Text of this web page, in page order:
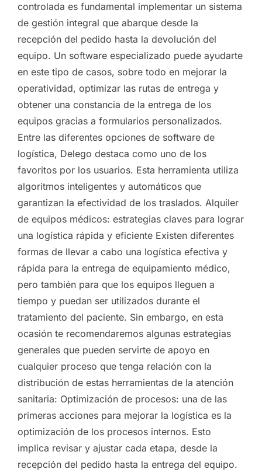
controlada es fundamental implementar un sistema
de gestión integral que abarque desde la
recepción del pedido hasta la devolución del
equipo. Un software especializado puede ayudarte
en este tipo de casos, sobre todo en mejorar la
operatividad, optimizar las rutas de entrega y
obtener una constancia de la entrega de los
equipos gracias a formularios personalizados.
Entre las diferentes opciones de software de
logística, Delego destaca como uno de los
favoritos por los usuarios. Esta herramienta utiliza
algoritmos inteligentes y automáticos que
garantizan la efectividad de los traslados. Alquiler
de equipos médicos: estrategias claves para lograr
una logística rápida y eficiente Existen diferentes
formas de llevar a cabo una logística efectiva y
rápida para la entrega de equipamiento médico,
pero también para que los equipos lleguen a
tiempo y puedan ser utilizados durante el
tratamiento del paciente. Sin embargo, en esta
ocasión te recomendaremos algunas estrategias
generales que pueden servirte de apoyo en
cualquier proceso que tenga relación con la
distribución de estas herramientas de la atención
sanitaria: Optimización de procesos: una de las
primeras acciones para mejorar la logística es la
optimización de los procesos internos. Esto
implica revisar y ajustar cada etapa, desde la
recepción del pedido hasta la entrega del equipo.